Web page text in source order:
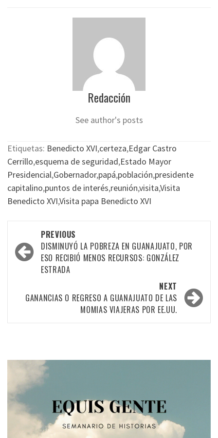
Redacción
See author's posts
Etiquetas: Benedicto XVI,certeza,Edgar Castro
Cerrillo,esquema de seguridad,Estado Mayor
Presidencial,Gobernador,papá,población,presidente
capitalino,puntos de interés,reunión,visita,Visita
Benedicto XVI,Visita papa Benedicto XVI
navigation
PREVIOUS
DISMINUYÓ LA POBREZA EN GUANAJUATO, POR
ESO RECIBIÓ MENOS RECURSOS: GONZÁLEZ
ESTRADA
NEXT
GANANCIAS O REGRESO A GUANAJUATO DE LAS
MOMIAS VIAJERAS POR EE.UU.